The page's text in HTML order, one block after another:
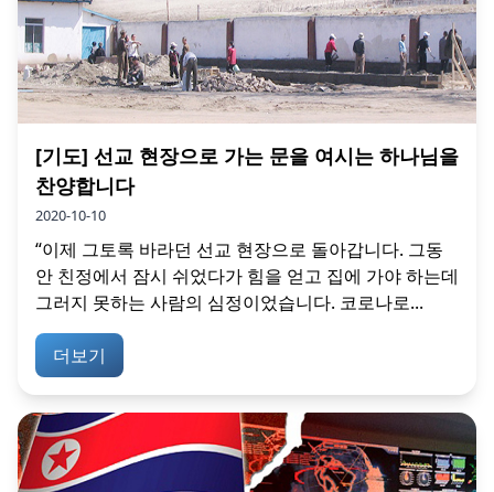
[기도] 선교 현장으로 가는 문을 여시는 하나님을
찬양합니다
2020-10-10
“이제 그토록 바라던 선교 현장으로 돌아갑니다. 그동
안 친정에서 잠시 쉬었다가 힘을 얻고 집에 가야 하는데
그러지 못하는 사람의 심정이었습니다. 코로나로...
더보기